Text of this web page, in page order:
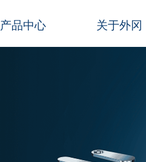
产品中心 关于外冈